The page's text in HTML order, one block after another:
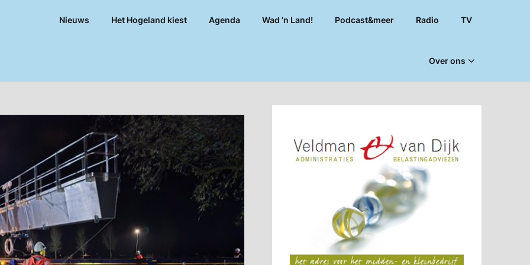
Nieuws Het Hogeland kiest Agenda Wad ’n Land! Podcast&meer Radio TV
Over ons